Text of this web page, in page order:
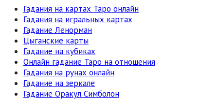
Гадания на картах Таро онлайн
Гадания на игральных картах
Гадание Ленорман
Цыганские карты
Гадание на кубиках
Онлайн гадание Таро на отношения
Гадания на рунах онлайн
Гадание на зеркале
Гадание Оракул Симболон